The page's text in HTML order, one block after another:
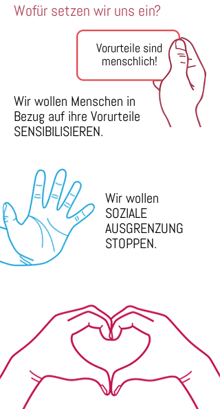
Wofür setzen wir uns ein?
Wir wollen Menschen in
Bezug auf ihre Vorurteile
SENSIBILISIEREN.
Vorurteile sind
menschlich!
Wir wollen
SOZIALE
AUSGRENZUNG
STOPPEN.